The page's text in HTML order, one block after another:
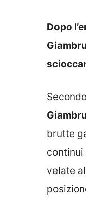
Dopo
brutte
continui
velate